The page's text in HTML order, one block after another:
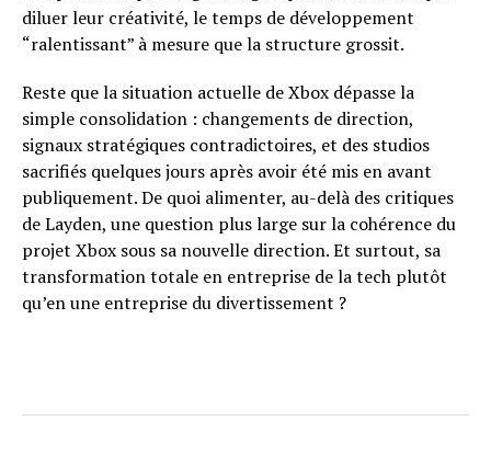
diluer leur créativité, le temps de développement
“ralentissant” à mesure que la structure grossit.
Reste que la situation actuelle de Xbox dépasse la
simple consolidation : changements de direction,
signaux stratégiques contradictoires, et des studios
sacrifiés quelques jours après avoir été mis en avant
publiquement. De quoi alimenter, au-delà des critiques
de Layden, une question plus large sur la cohérence du
projet Xbox sous sa nouvelle direction. Et surtout, sa
transformation totale en entreprise de la tech plutôt
qu’en une entreprise du divertissement ?